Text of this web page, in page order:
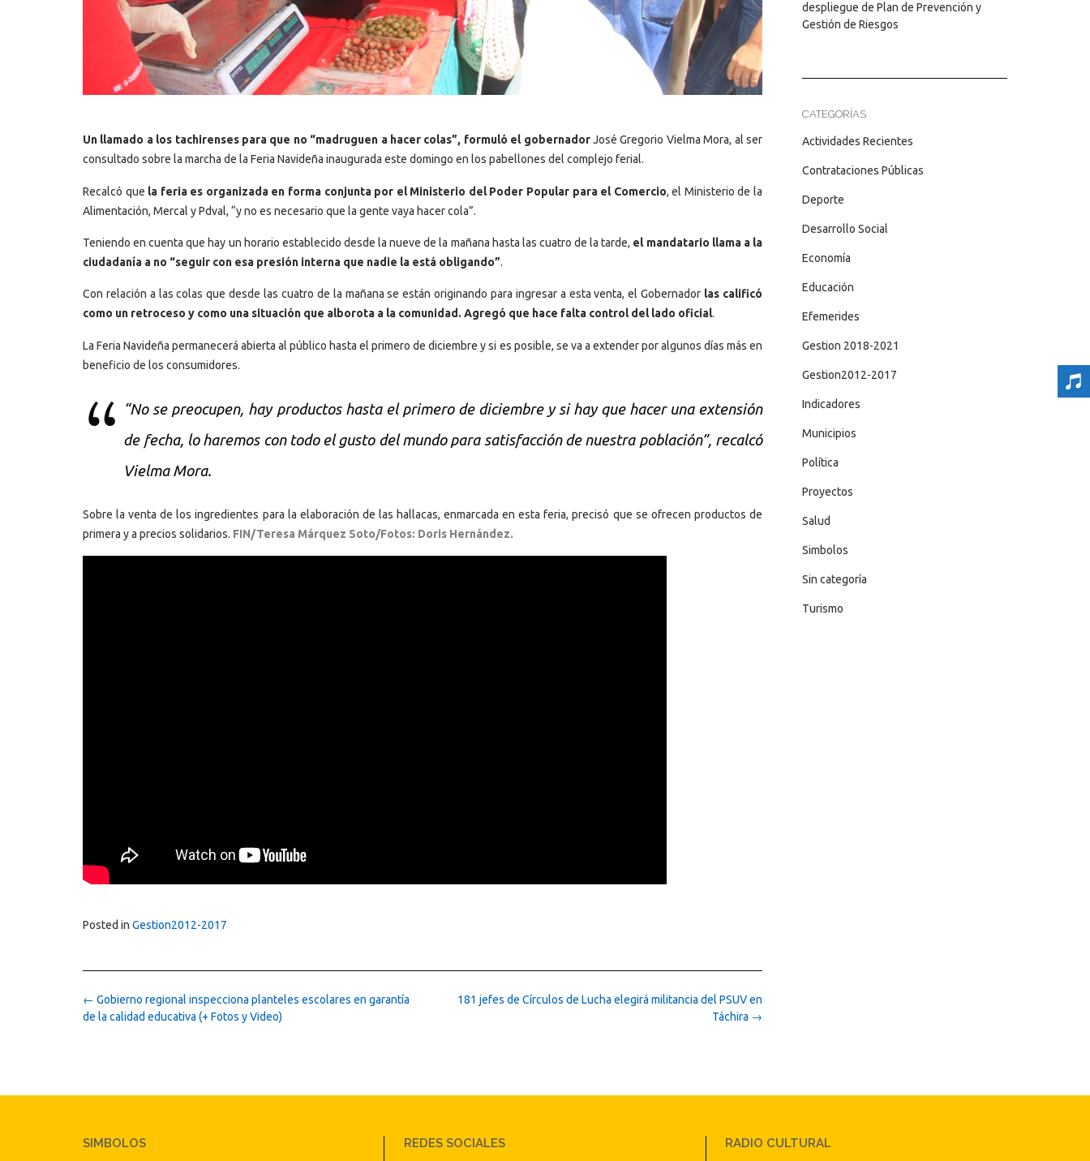
Un llamado a los tachirenses para que no “madruguen a hacer colas”, formuló el gobernadorJosé Gregorio Vielma Mora, al ser
consultado sobre la marcha de la Feria Navideña inaugurada este domingo en los pabellones del complejo ferial.
Recalcó que la feria es organizada en forma conjunta por el Ministerio del Poder Popular para el Comercio, el Ministerio de la
Alimentación, Mercal y Pdval, “y no es necesario que la gente vaya hacer cola”.
Teniendo en cuenta que hay un horario establecido desde la nueve de la mañana hasta las cuatro de la tarde, el mandatario llama a la
ciudadanía a no “seguir con esa presión interna que nadie la está obligando”.
Con relación a las colas que desde las cuatro de la mañana se están originando para ingresar a esta venta, el Gobernador las calificó
como un retroceso y como una situación que alborota a la comunidad. Agregó que hace falta control del lado oficial.
La Feria Navideña permanecerá abierta al público hasta el primero de diciembre y si es posible, se va a extender por algunos días más en
beneficio de los consumidores.
“No se preocupen, hay productos hasta el primero de diciembre y si hay que hacer una extensión
de fecha, lo haremos con todo el gusto del mundo para satisfacción de nuestra población”, recalcó
Vielma Mora.
Sobre la venta de los ingredientes para la elaboración de las hallacas, enmarcada en esta feria, precisó que se ofrecen productos de
primera y a precios solidarios. FIN/Teresa Márquez Soto/Fotos: Doris Hernández.
Posted in Gestion2012-2017
Post
navigation
181 jefes de Círculos de Lucha elegirá militancia del PSUV en
Táchira →
← Gobierno regional inspecciona planteles escolares en garantía
de la calidad educativa (+ Fotos y Video)
despliegue de Plan de Prevención y
Gestión de Riesgos
CATEGORÍAS
Actividades Recientes
Contrataciones Públicas
Deporte
Desarrollo Social
Economía
Educación
Efemerides
Gestion 2018-2021
Gestion2012-2017
Indicadores
Municipios
Política
Proyectos
Salud
Simbolos
Sin categoría
Turismo
SIMBOLOS REDES SOCIALES RADIO CULTURAL